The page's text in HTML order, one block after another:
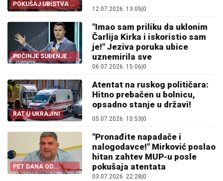
POKUŠAJ UBISTVA U
MONAKU
12.07.2026. 13:05 0
POČINJE SUĐENJE
DECENIJE U AMERICI!
"Imao sam priliku da uklonim
Čarlija Kirka i iskoristio sam
je!" Jeziva poruka ubice
uznemirila sve
06.07.2026. 15:06 0
RAT U UKRAJINI
Atentat na ruskog političara:
Hitno prebačen u bolnicu,
opsadno stanje u državi!
05.07.2026. 10:53 0
PET DANA OD
NAPADA
"Pronađite napadače i
nalogodavce!" Mirković poslao
hitan zahtev MUP-u posle
pokušaja atentata
03.07.2026. 22:28 0